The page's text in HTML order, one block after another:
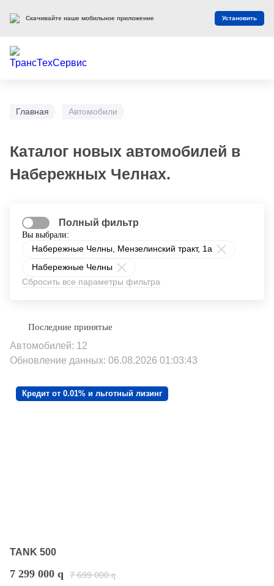
Главная Автомобили
Каталог новых автомобилей в
Набережных Челнах.
Вы выбрали:
Набережные Челны, Мензелинский тракт, 1а
Набережные Челны
Сбросить все параметры фильтра
Полный фильтр
Автомобилей: 12
Обновление данных: 06.08.2026 01:03:43
Кредит от 0.01% и льготный лизинг
TANK 500
7 299 000 q 7 699 000 q
Скачивайте наше мобильное приложение Установить